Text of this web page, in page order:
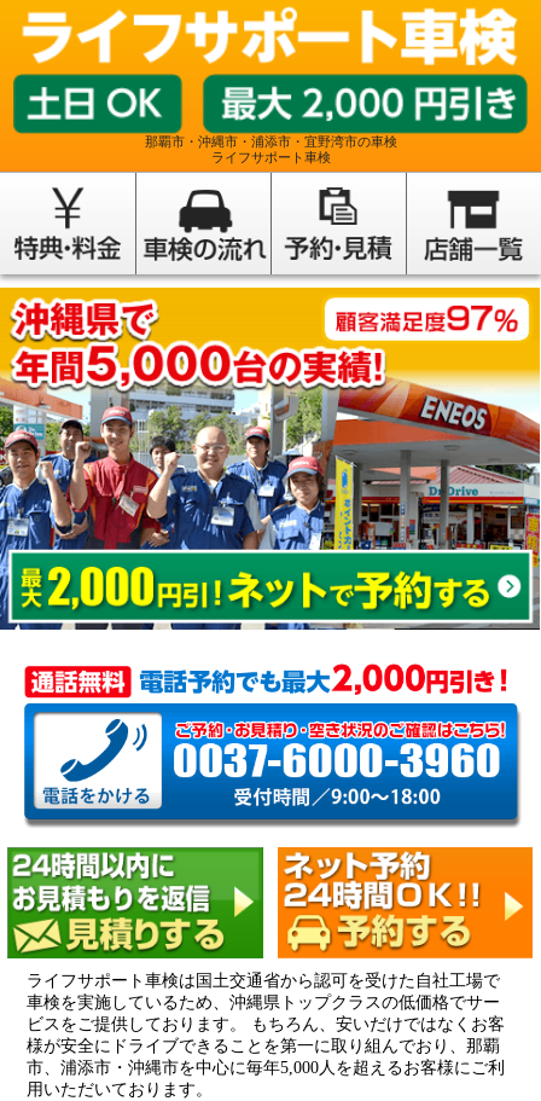
那覇市・沖縄市・浦添市・宜野湾市の車検
ライフサポート車検
ライフサポート車検は国土交通省から認可を受けた自社工場で
車検を実施しているため、沖縄県トップクラスの低価格でサー
ビスをご提供しております。 もちろん、安いだけではなくお客
様が安全にドライブできることを第一に取り組んでおり、那覇
市、浦添市・沖縄市を中心に毎年5,000人を超えるお客様にご利
用いただいております。